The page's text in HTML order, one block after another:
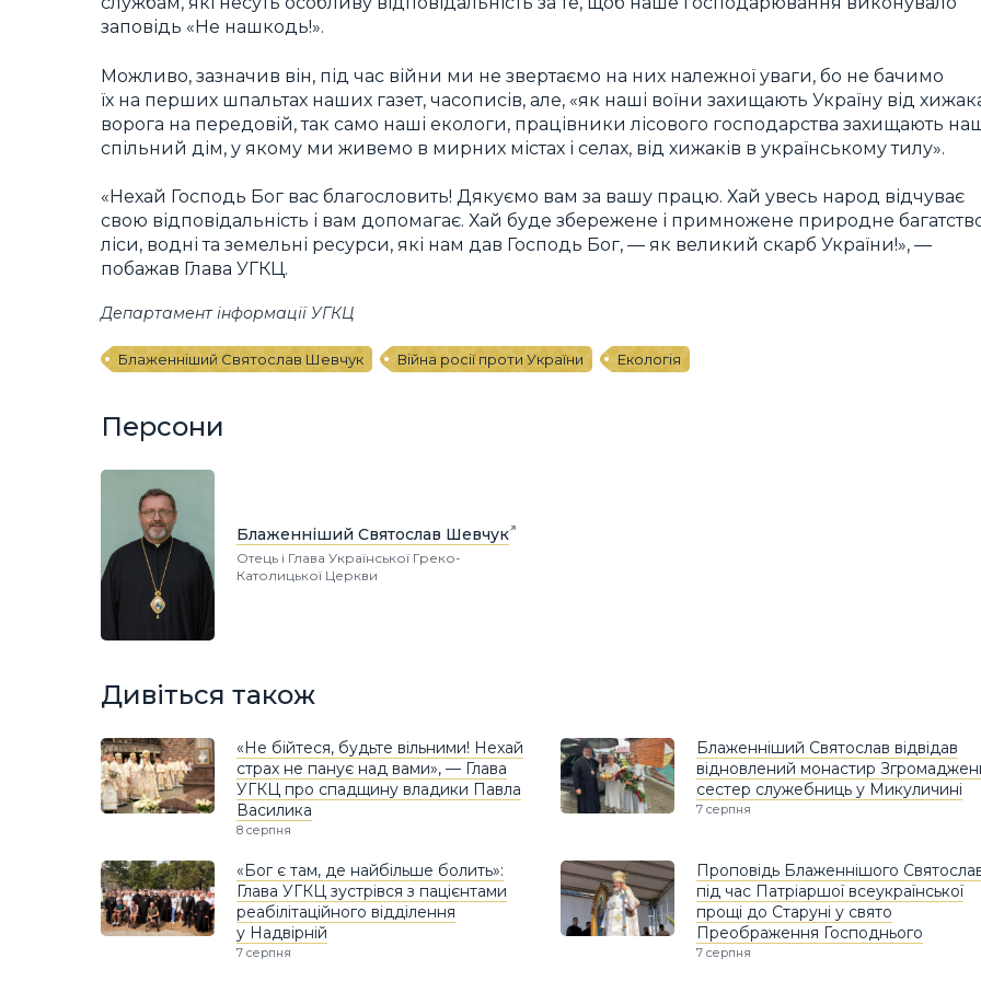
заповідь «Не нашкодь!».
Можливо, зазначив він, під час війни ми не звертаємо на них належної уваги, бо не бачимо
їх на перших шпальтах наших газет, часописів, але, «як наші воїни захищають Україну від
ворога на передовій, так само наші екологи, працівники лісового господарства захищають
спільний дім, у якому ми живемо в мирних містах і селах, від хижаків в українському тилу».
«Нехай Господь Бог вас благословить! Дякуємо вам за вашу працю. Хай увесь народ відчуває
свою відповідальність і вам допомагає. Хай буде збережене і примножене природне
ліси, водні та земельні ресурси, які нам дав Господь Бог, — як великий скарб України!», —
побажав Глава УГКЦ.
Департамент інформації УГКЦ
Блаженніший Святослав Шевчук Війна росії проти України Екологія
Персони
Блаженніший Святослав Шевчук
Отець і Глава Української Греко-
Католицької Церкви
Дивіться також
«Не бійтеся, будьте вільними! Нехай
страх не панує над вами», — Глава
УГКЦ про спадщину владики Павла
Василика
8 серпня
Блаженніший Святослав відвідав
відновлений монастир
сестер служебниць у Микуличині
7 серпня
«Бог є там, де найбільше болить»:
Глава УГКЦ зустрівся з пацієнтами
реабілітаційного відділення
у Надвірній
7 серпня
Проповідь Блаженнішого
під час Патріаршої всеукраїнської
прощі до Старуні у свято
Преображення Господнього
7 серпня